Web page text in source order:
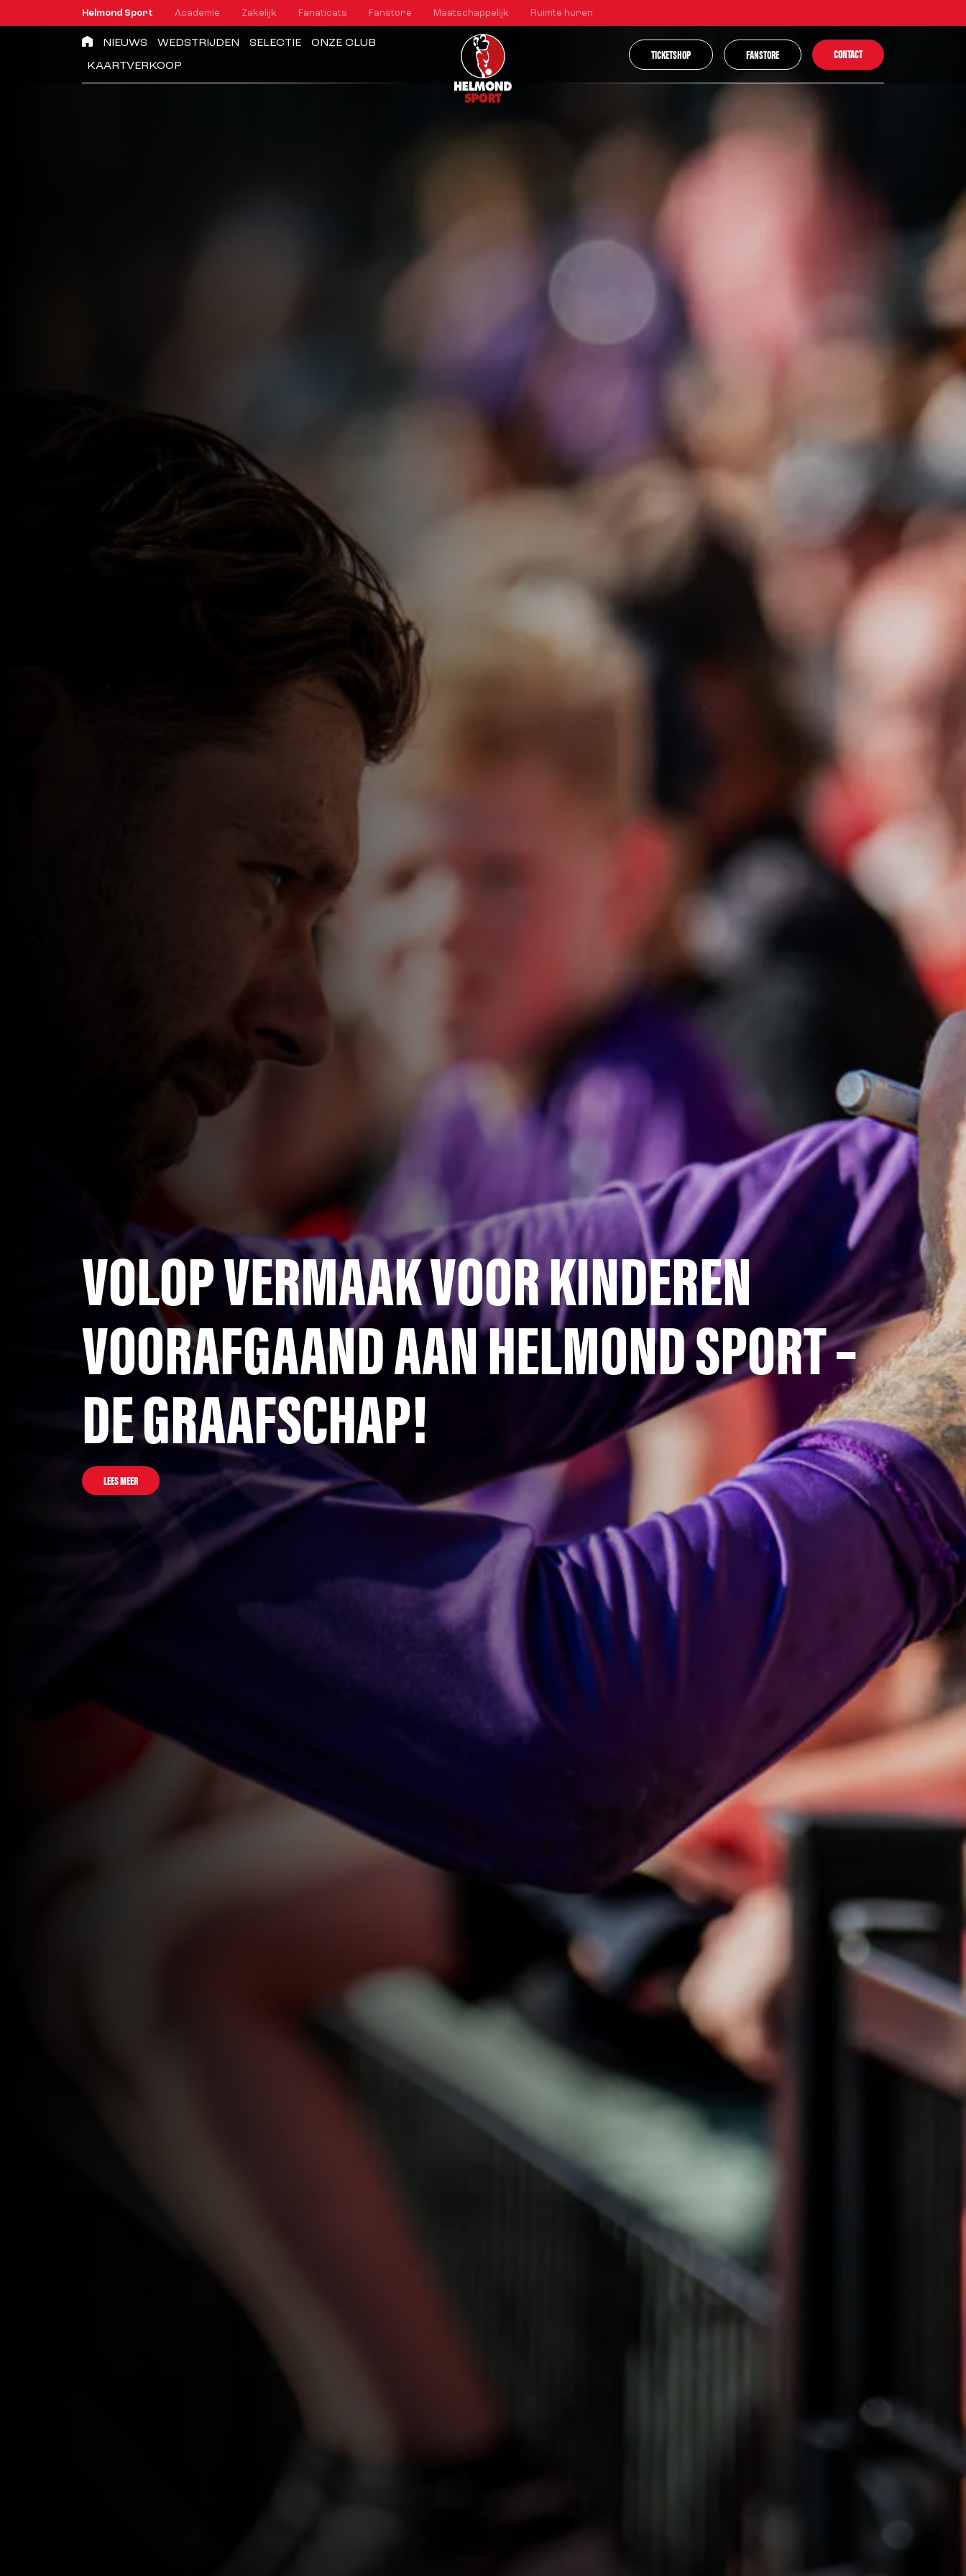
Helmond Sport Academie Zakelijk Fanaticats Fanstore Maatschappelijk Ruimte huren
NIEUWS WEDSTRIJDEN SELECTIE
ONZE CLUB
KAARTVERKOOP
TICKETSHOP FANSTORE CONTACT
VOLOP VERMAAK VOOR KINDEREN
VOORAFGAAND AAN HELMOND SPORT –
DE GRAAFSCHAP!
LEES MEER